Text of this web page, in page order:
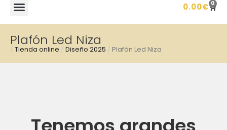
0.00€ 0
Plafón Led Niza
/ Tienda online / Diseño 2025 / Plafón Led Niza